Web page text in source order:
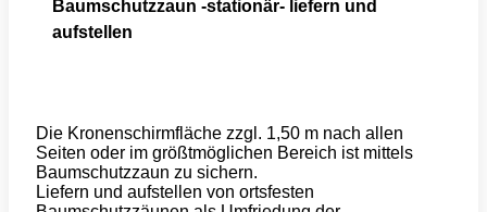
Baumschutzzaun -stationär- liefern und
aufstellen
Die Kronenschirmfläche zzgl. 1,50 m nach allen
Seiten oder im größtmöglichen Bereich ist mittels
Baumschutzzaun zu sichern.
Liefern und aufstellen von ortsfesten